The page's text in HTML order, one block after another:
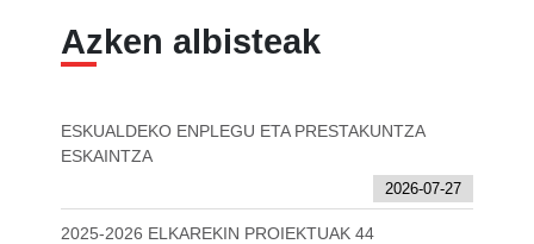
Azken albisteak
ESKUALDEKO ENPLEGU ETA PRESTAKUNTZA
ESKAINTZA
2026-07-27
2025-2026 ELKAREKIN PROIEKTUAK 44